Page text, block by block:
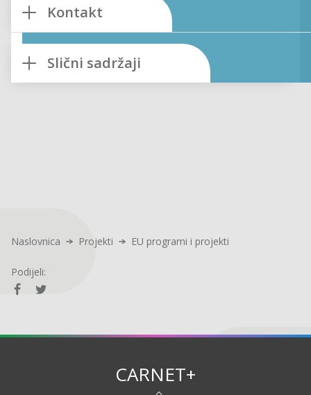
Kontakt
Slični sadržaji
Naslovnica Projekti EU programi i projekti
Podijeli:
CARNET+